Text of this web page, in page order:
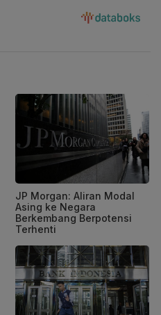
JP Morgan: Aliran Modal
Asing ke Negara
Berkembang Berpotensi
Terhenti